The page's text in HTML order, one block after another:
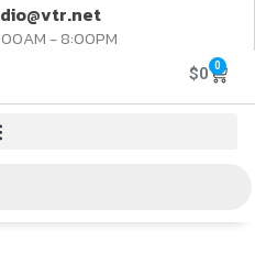
- 8:00PM
$0 0